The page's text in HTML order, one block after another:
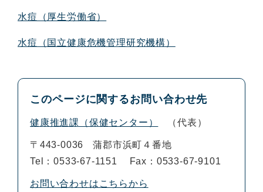
水痘（厚生労働省）
水痘（国立健康危機管理研究機構）
このページに関するお問い合わせ先
健康推進課（保健センター） 代表
〒443-0036
蒲郡市浜町４番地
Tel：0533-67-1151
Fax：0533-67-9101
お問い合わせはこちらから